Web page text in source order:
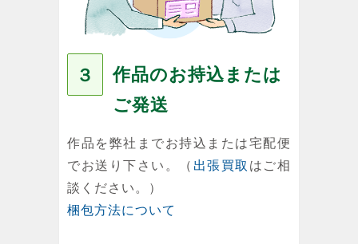
３
作品のお持込または
ご発送
作品を弊社までお持込または宅配便
でお送り下さい。（ 出張買取 はご相
談ください。）
梱包方法について